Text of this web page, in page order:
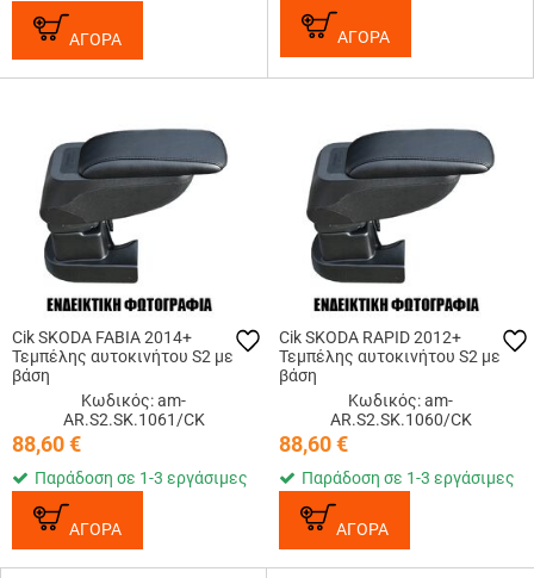
ΑΓΟΡΑ ΑΓΟΡΑ
Cik SKODA FABIA 2014+
Τεμπέλης αυτοκινήτου S2 με
βάση
Κωδικός: am-
AR.S2.SK.1061/CK
88,60€
Παράδοση σε 1-3 εργάσιμες
ΑΓΟΡΑ
Cik SKODA RAPID 2012+
Τεμπέλης αυτοκινήτου S2 με
βάση
Κωδικός: am-
AR.S2.SK.1060/CK
88,60€
Παράδοση σε 1-3 εργάσιμες
ΑΓΟΡΑ